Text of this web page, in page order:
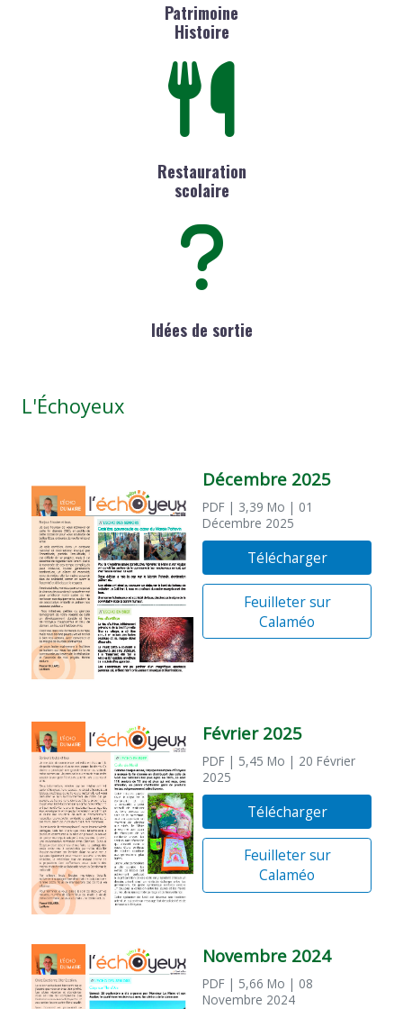
Patrimoine
Histoire
Restauration
scolaire
Idées de sortie
L'Échoyeux
Décembre 2025
PDF | 3,39 Mo | 01
Décembre 2025
Télécharger
Feuilleter sur
Calaméo
Février 2025
PDF | 5,45 Mo | 20 Février
2025
Télécharger
Feuilleter sur
Calaméo
Novembre 2024
PDF | 5,66 Mo | 08
Novembre 2024